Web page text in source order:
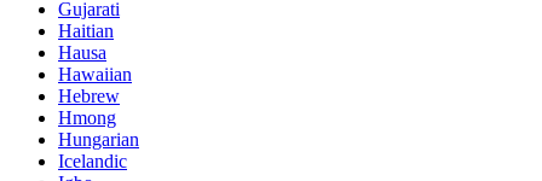
Gujarati
Haitian
Hausa
Hawaiian
Hebrew
Hmong
Hungarian
Icelandic